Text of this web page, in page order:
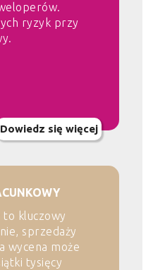
ryzyk przy
Dowiedz się więcej
to kluczowy
sprzedaży
wycena może
tysięcy